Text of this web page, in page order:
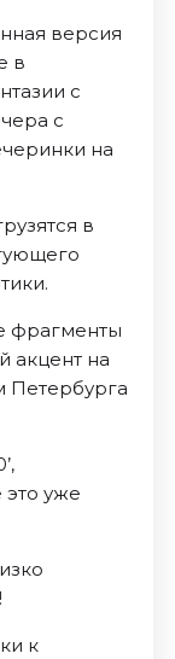
версия
в
с
с
на
в
фрагменты
акцент на
Петербурга
уже
к